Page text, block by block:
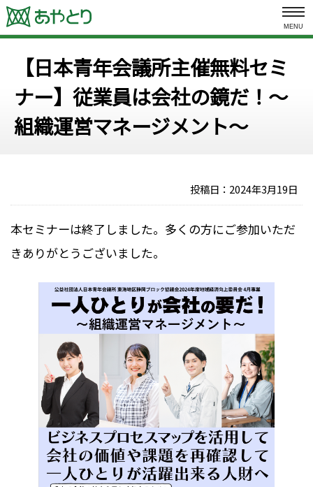
MENU
【日本青年会議所主催無料セミ
ナー】従業員は会社の鏡だ！～
組織運営マネージメント～
投稿日： 2024年3月19日
本セミナーは終了しました。多くの方にご参加いただ
きありがとうございました。